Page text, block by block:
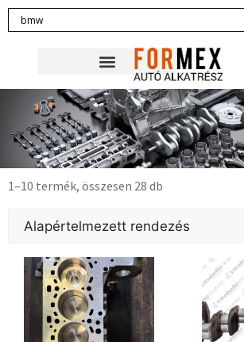
1–10 termék, összesen 28 db